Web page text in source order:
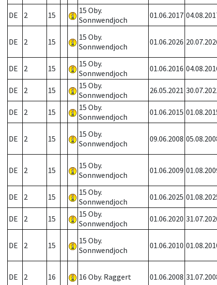
DE 2 15
15 Oby.
Sonnwendjoch
01.06.2017
DE 2 15
15 Oby.
Sonnwendjoch
01.06.2026
DE 2 15
15 Oby.
Sonnwendjoch
01.06.2016
DE 2 15
15 Oby.
Sonnwendjoch
26.05.2021
DE 2 15
15 Oby.
Sonnwendjoch
01.06.2015
DE 2 15
15 Oby.
Sonnwendjoch
09.06.2008
DE 2 15
15 Oby.
Sonnwendjoch
01.06.2009
DE 2 15
15 Oby.
Sonnwendjoch
01.06.2025
DE 2 15
15 Oby.
Sonnwendjoch
01.06.2020
DE 2 15
15 Oby.
Sonnwendjoch
01.06.2010
DE 2 16 16 Oby. Raggert 01.06.2008